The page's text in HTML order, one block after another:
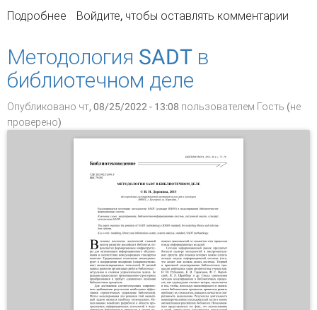
Подробнее о Книгоиздание и местная власть: к истории
региональными администрациями Сибири и
Дальнего Востока в 90-е гг. ХХ – 10-е гг. XХI в.
Войдите, чтобы оставлять комментарии
Методология SADT в
библиотечном деле
Опубликовано чт, 08/25/2022 - 13:08 пользователем Гость (не
проверено)